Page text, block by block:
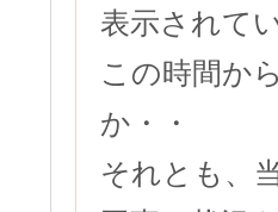
表示されて
この時間か
か・・
それとも、